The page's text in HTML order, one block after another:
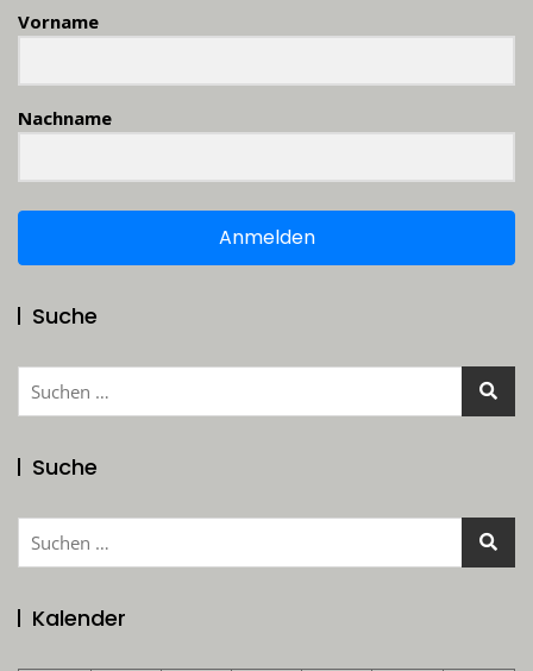
Vorname
Nachname
Anmelden
Suche
Suchen
Suche
Suchen
Kalender